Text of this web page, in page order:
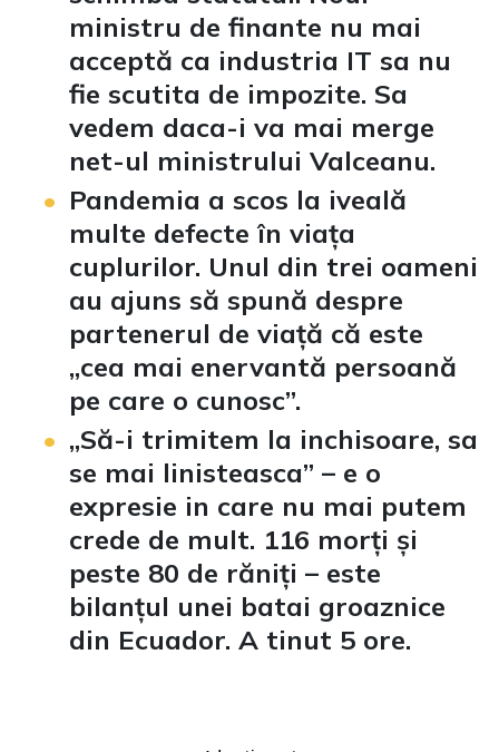
ministru de finante nu mai
acceptă ca industria IT sa nu
fie scutita de impozite. Sa
vedem daca-i va mai merge
net-ul ministrului Valceanu.
Pandemia a scos la iveală
multe defecte în viața
cuplurilor. Unul din trei oameni
au ajuns să spună despre
partenerul de viață că este
„cea mai enervantă persoană
pe care o cunosc”.
„Să-i trimitem la inchisoare, sa
se mai linisteasca” – e o
expresie in care nu mai putem
crede de mult. 116 morți și
peste 80 de răniți – este
bilanțul unei batai groaznice
din Ecuador. A tinut 5 ore.